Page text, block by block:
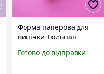
Форма паперова для
випічки Тюльпан
мм, 10 шт
Готово до відправки